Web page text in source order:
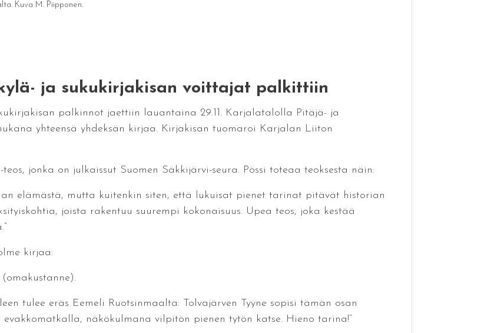
Kuva M. Piipponen.
ja sukukirjakisan voittajat palkittiin
palkinnot jaettiin lauantaina 29.11. Karjalatalolla Pitäjä- ja
yhteensä yhdeksän kirjaa. Kirjakisan tuomaroi Karjalan Liiton
teos, jonka on julkaissut Suomen Säkkijärvi-seura. Pössi toteaa teoksesta näin:
elämästä, mutta kuitenkin siten, että lukuisat pienet tarinat pitävät historian
joista rakentuu suurempi kokonaisuus. Upea teos, joka kestää
kirjaa:
(omakustanne).
tulee eräs Eemeli Ruotsinmaalta: Tolvajärven Tyyne sopisi tämän osan
näkökulmana vilpitön pienen tytön katse. Hieno tarina!”